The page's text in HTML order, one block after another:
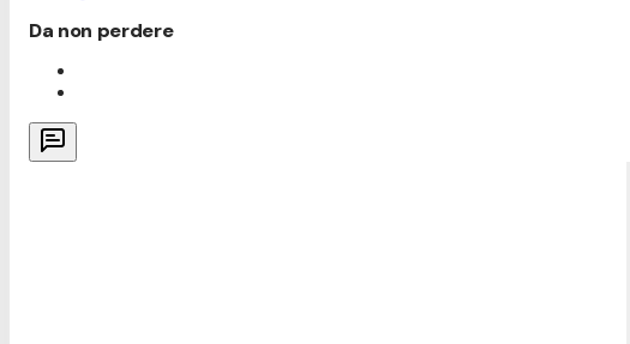
Da non perdere